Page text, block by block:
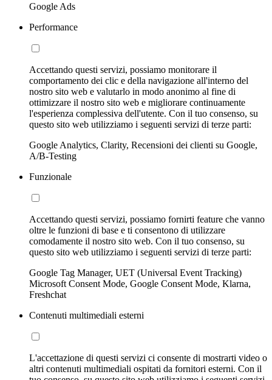
Google Ads
Performance
Accettando questi servizi, possiamo monitorare il
comportamento dei clic e della navigazione all'interno del
nostro sito web e valutarlo in modo anonimo al fine di
ottimizzare il nostro sito web e migliorare continuamente
l'esperienza complessiva dell'utente. Con il tuo consenso, su
questo sito web utilizziamo i seguenti servizi di terze parti:
Google Analytics, Clarity, Recensioni dei clienti su Google,
A/B-Testing
Funzionale
Accettando questi servizi, possiamo fornirti feature che vanno
oltre le funzioni di base e ti consentono di utilizzare
comodamente il nostro sito web. Con il tuo consenso, su
questo sito web utilizziamo i seguenti servizi di terze parti:
Google Tag Manager, UET (Universal Event Tracking)
Microsoft Consent Mode, Google Consent Mode, Klarna,
Freshchat
Contenuti multimediali esterni
L'accettazione di questi servizi ci consente di mostrarti video o
altri contenuti multimediali ospitati da fornitori esterni. Con il